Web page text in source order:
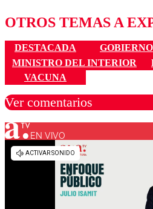
OTROS TEMAS A
DESTACADA
GOBIERNO
MINISTRO DEL INTERIOR
VACUNA
Ver comentarios
Los comentarios son
diálogo
EN VIVO